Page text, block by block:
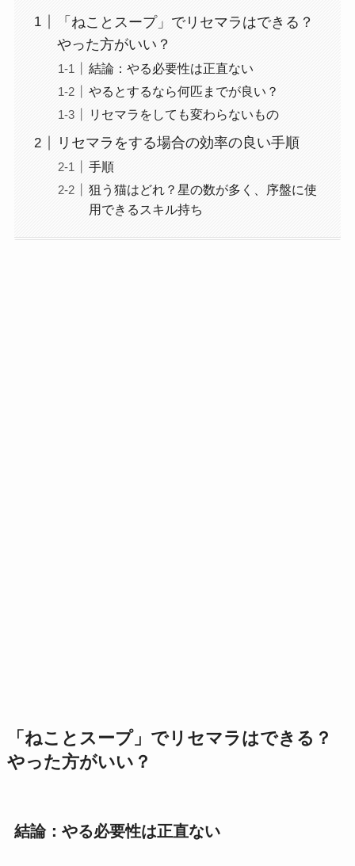
「ねことスープ」でリセマラはできる？
やった方がいい？
結論：やる必要性は正直ない
やるとするなら何匹までが良い？
リセマラをしても変わらないもの
リセマラをする場合の効率の良い手順
手順
狙う猫はどれ？星の数が多く、序盤に使
用できるスキル持ち
「ねことスープ」でリセマラはできる？
やった方がいい？
結論：やる必要性は正直ない